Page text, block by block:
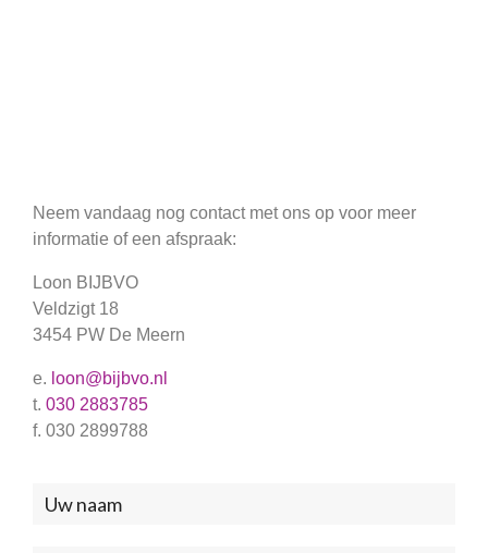
Neem vandaag nog contact met ons op voor meer
informatie of een afspraak:
Loon BIJBVO
Veldzigt 18
3454 PW De Meern
e. loon@bijbvo.nl
t. 030 2883785
f. 030 2899788
Neem